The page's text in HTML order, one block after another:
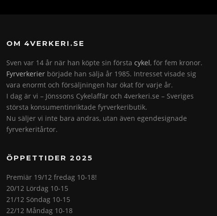
OM 4VERKERI.SE
Sven var 14 år när han köpte sin förstacykel, för fem kronor.
Fyrverkerier började han sälja år 1985. Intresset visade sig
vara enormt och försäljningen har ökat för varje år.
I dag är vi – Jönssons Cykelaffär och 4verkeri.se – Sveriges
största konsumentinriktade fyrverkeributik.
Nu säljer vi inte bara andras, utan även egendesignade
fyrverkeritårtor.
ÖPPETTIDER 2025
Premiär 19/12 fredag 10-18!
20/12 Lördag 10-15
21/12 Söndag 10-15
22/12 Måndag 10-18